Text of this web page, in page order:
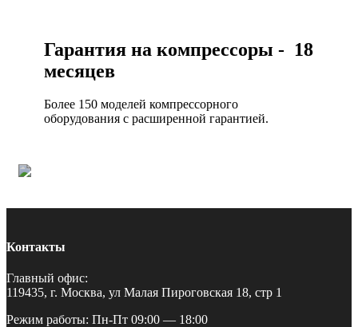
Гарантия на компрессоры - 18
месяцев
Более 150 моделей компрессорного
оборудования с расширенной гарантией.
Контакты
Главный офис:
119435, г. Москва, ул Малая Пироговская 18, стр 1
Режим работы: Пн-Пт 09:00 — 18:00